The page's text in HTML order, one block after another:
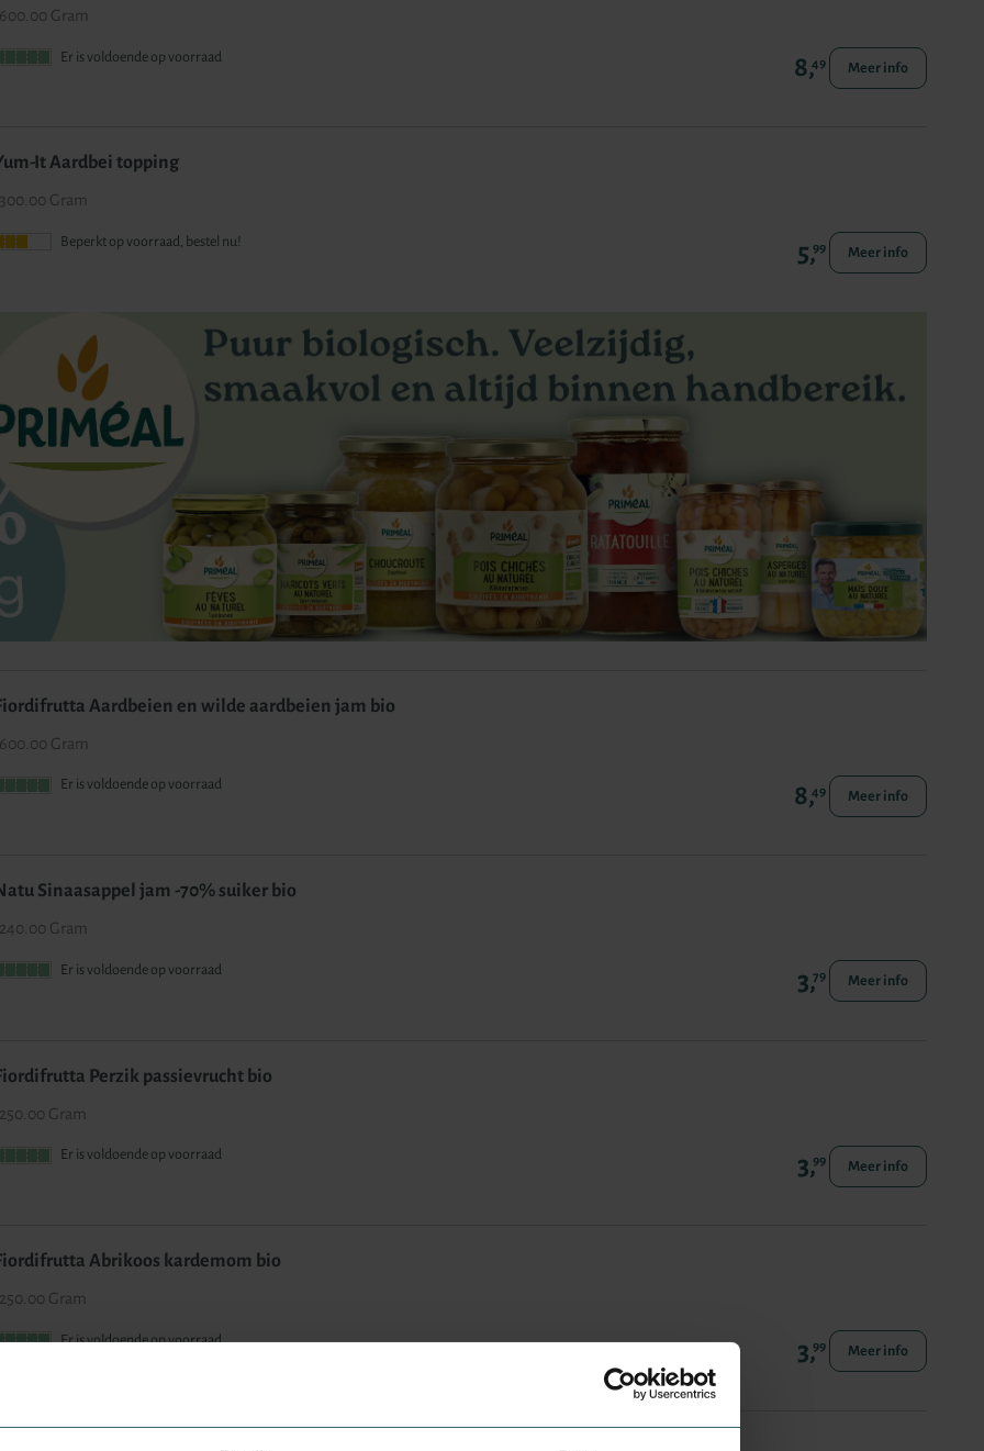
600.00 Gram
Er is voldoende op voorraad 8,49 Meer info
It Aardbei topping
300.00 Gram
Beperkt op voorraad, bestel nu! 5,99 Meer info
Aardbeien en wilde aardbeien jam bio
600.00 Gram
Er is voldoende op voorraad 8,49 Meer info
Sinaasappel jam -70% suiker bio
240.00 Gram
Er is voldoende op voorraad 3,79 Meer info
Perzik passievrucht bio
250.00 Gram
Er is voldoende op voorraad 3,99 Meer info
Abrikoos kardemom bio
250.00 Gram
Er is voldoende op voorraad 3,99 Meer info
Aardbeien confituur bio